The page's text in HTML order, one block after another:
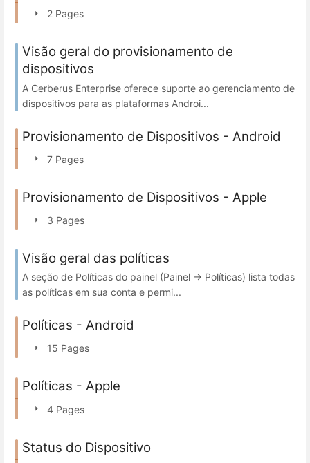
2 Pages
Visão geral do provisionamento de
dispositivos
A Cerberus Enterprise oferece suporte ao gerenciamento de
dispositivos para as plataformas Androi...
Provisionamento de Dispositivos - Android
7 Pages
Provisionamento de Dispositivos - Apple
3 Pages
Visão geral das políticas
A seção de Políticas do painel (Painel → Políticas) lista todas
as políticas em sua conta e permi...
Políticas - Android
15 Pages
Políticas - Apple
4 Pages
Status do Dispositivo